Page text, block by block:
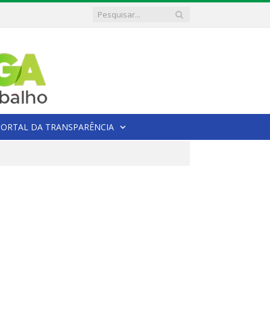
DA TRANSPARÊNCIA